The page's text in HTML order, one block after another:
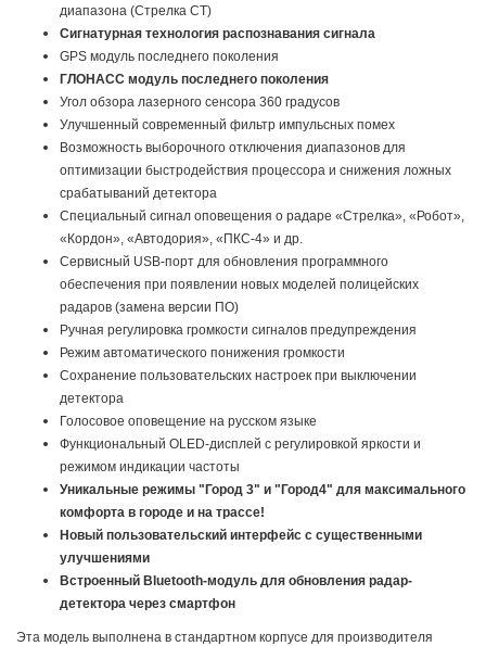
диапазона (Стрелка СТ)
Сигнатурная технология распознавания сигнала
GPS модуль последнего поколения
ГЛОНАСС модуль последнего поколения
Угол обзора лазерного сенсора 360 градусов
Улучшенный современный фильтр импульсных помех
Возможность выборочного отключения диапазонов для
оптимизации быстродействия процессора и снижения ложных
срабатываний детектора
Специальный сигнал оповещения о радаре «Стрелка», «Робот»,
«Кордон», «Автодория», «ПКС-4» и др.
Сервисный USB-порт для обновления программного
обеспечения при появлении новых моделей полицейских
радаров (замена версии ПО)
Ручная регулировка громкости сигналов предупреждения
Режим автоматического понижения громкости
Сохранение пользовательских настроек при выключении
детектора
Голосовое оповещение на русском языке
Функциональный OLED-дисплей с регулировкой яркости и
режимом индикации частоты
Уникальные режимы "Город 3" и "Город4" для максимального
комфорта в городе и на трассе!
Новый пользовательский интерфейс с существенными
улучшениями
Встроенный Bluetooth-модуль для обновления радар-
детектора через смартфон
Эта модель выполнена в стандартном корпусе для производителя